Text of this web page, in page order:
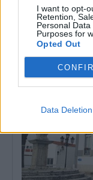
I want to opt-
Retention,
Personal
Purposes for
Opted Out
Data Deletion
ajudar Évora a
A ministra do
afirmou, esta terça-
7 Julho, 2026 - 14:34